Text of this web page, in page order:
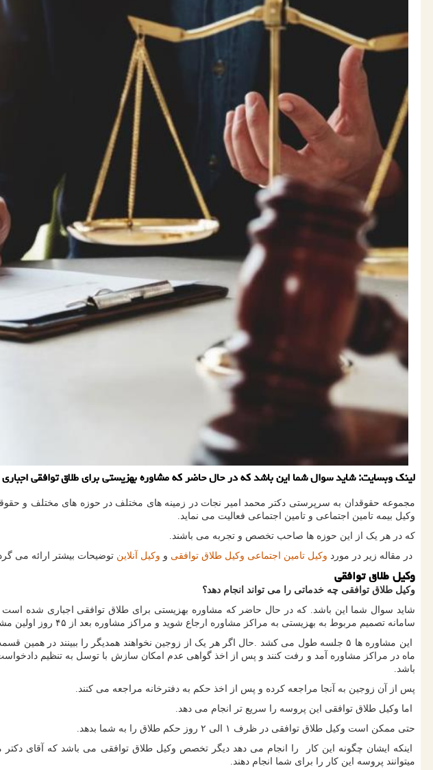
لینك وبسایت: شاید سوال شما این باشد كه در حال حاضر كه مشاوره بهزیستی برای طلاق توافقی
مجموعه حقوقدان به سرپرستی دکتر محمد امیر نجات در زمینه های مختلف در حوزه های مختلف و
وکیل بیمه تامین اجتماعی و تامین اجتماعی فعالیت می نماید.
که در هر یک از این حوزه ها صاحب تخصص و تجربه می باشند.
در مقاله زیر در مورد وکیل تامین اجتماعی وکیل طلاق توافقی و وکیل آنلاین توضیحات بیشتر ارائه می
وکیل طلاق توافقی
وکیل طلاق توافقی چه خدماتی را می تواند انجام دهد؟
شاید سوال شما این باشد. که در حال حاضر که مشاوره بهزیستی برای طلاق توافقی اجباری شده است
سامانه تصمیم مربوط به بهزیستی به مراکز مشاوره ارجاع شوید و مراکز مشاوره بعد از ۴۵ روز اولین مشاوره شما با حضور همسرتان را انجام می دهند.
این مشاوره ها ۵ جلسه طول می کشد .حال اگر هر یک از زوجین نخواهند همدیگر را ببینند
ماه در مراکز مشاوره آمد و رفت کنند و پس از اخذ گواهی عدم امکان سازش با توسل به تنظیم
باشد.
پس از آن زوجین به آنجا مراجعه کرده و پس از اخذ حکم به دفترخانه مراجعه می کنند.
اما وکیل طلاق توافقی این پروسه را سریع تر انجام می دهد.
حتی ممکن است وکیل طلاق توافقی در ظرف ۱ الی ۲ روز حکم طلاق را به شما بدهد.
اینکه ایشان چگونه این کار را انجام می دهد دیگر تخصص وکیل طلاق توافقی می باشد که آقای
میتوانند پروسه این کار را برای شما انجام دهند.